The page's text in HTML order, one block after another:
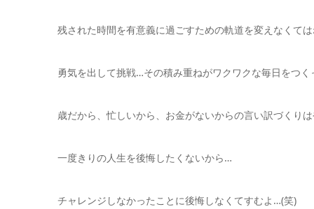
残された時間を有意義に過ごすための軌道を変えなくて
勇気を出して挑戦…その積み重ねがワクワクな毎日をつく
歳だから、忙しいから、お金がないからの言い訳づくりは
一度きりの人生を後悔したくないから…
チャレンジしなかったことに後悔しなくてすむよ…(笑)